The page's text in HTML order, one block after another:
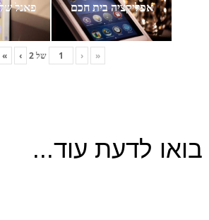
אפליקציה בית חכם פאנל
«
‹ של2
›
»
בואו לדעת עוד...